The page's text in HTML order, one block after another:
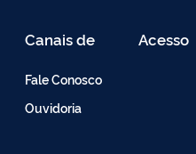
Canais de
Fale Conosco
Ouvidoria
Acesso